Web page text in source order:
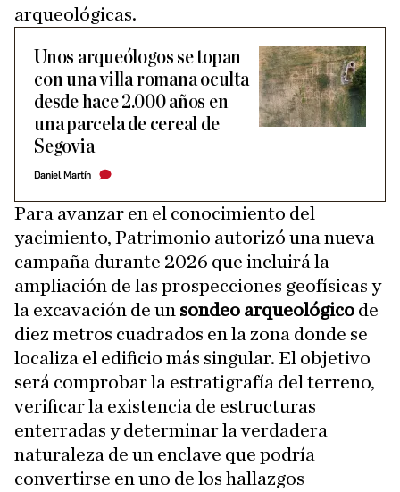
arqueológicas.
Unos arqueólogos se topan
con una villa romana oculta
desde hace 2.000 años en
una parcela de cereal de
Segovia
Daniel Martín
Para avanzar en el conocimiento del
yacimiento, Patrimonio autorizó una nueva
campaña durante 2026 que incluirá la
ampliación de las prospecciones geofísicas y
la excavación de un sondeo arqueológico de
diez metros cuadrados en la zona donde se
localiza el edificio más singular. El objetivo
será comprobar la estratigrafía del terreno,
verificar la existencia de estructuras
enterradas y determinar la verdadera
naturaleza de un enclave que podría
convertirse en uno de los hallazgos